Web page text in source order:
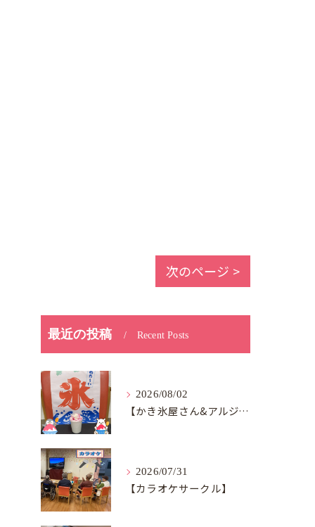
次のページ >
最近の投稿 Recent Posts
2026/08/02
【かき氷屋さん&アルジャン向日葵】
2026/07/31
【カラオケサークル】